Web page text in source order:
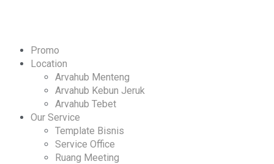
Promo
Location
Arvahub Menteng
Arvahub Kebun Jeruk
Arvahub Tebet
Our Service
Template Bisnis
Service Office
Ruang Meeting